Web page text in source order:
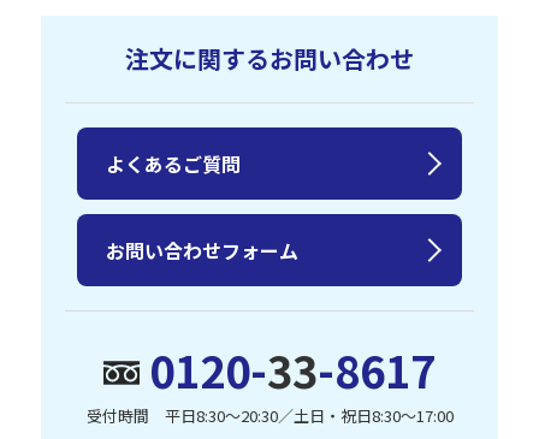
注文に関するお問い合わせ
0120-33-8617
受付時間 平日8:30〜20:30／土日・祝日8:30〜17:00
よくあるご質問
お問い合わせフォーム